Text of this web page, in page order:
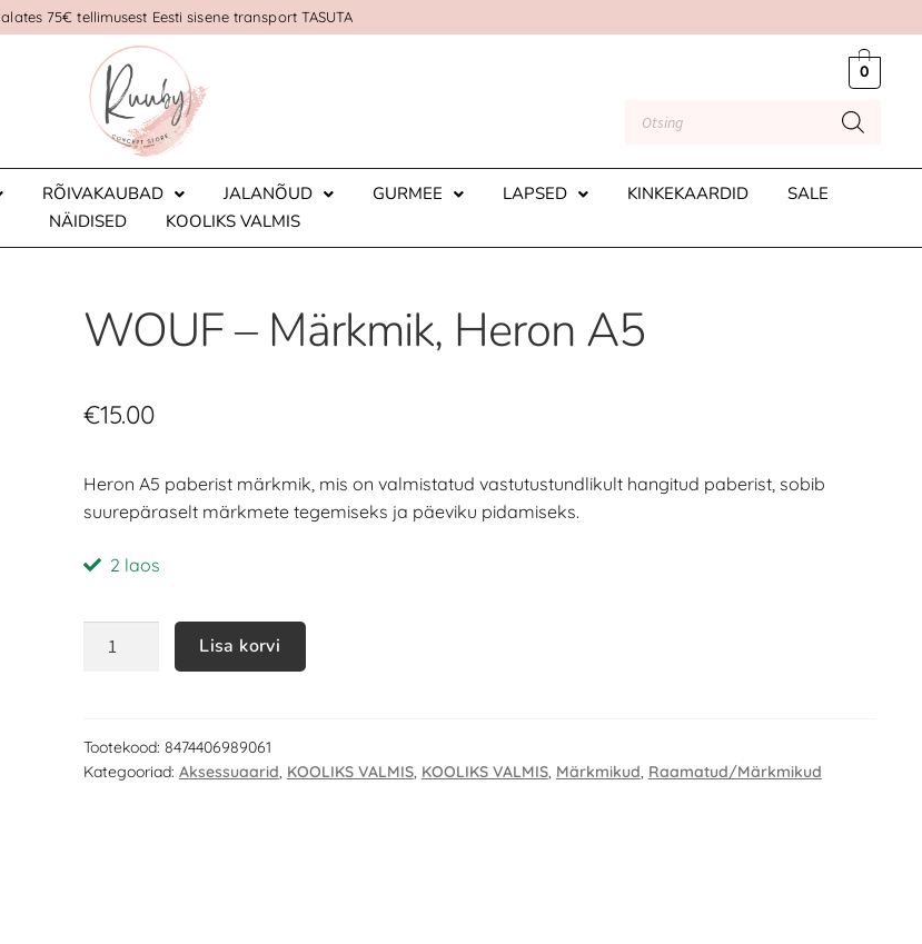
alates 75€ tellimusest Eesti sisene transport TASUTA
0
RÕIVAKAUBAD JALANÕUD GURMEE LAPSED KINKEKAARDID
SALE
NÄIDISED
KOOLIKS VALMIS
WOUF – Märkmik, Heron A5
€15.00
Heron A5 paberist märkmik, mis on valmistatud vastutustundlikult hangitud paberist, sobib
suurepäraselt märkmete tegemiseks ja päeviku pidamiseks.
2 laos
Lisa korvi
Tootekood: 8474406989061
Kategooriad: Aksessuaarid, KOOLIKS VALMIS, KOOLIKS VALMIS, Märkmikud, Raamatud/Märkmikud